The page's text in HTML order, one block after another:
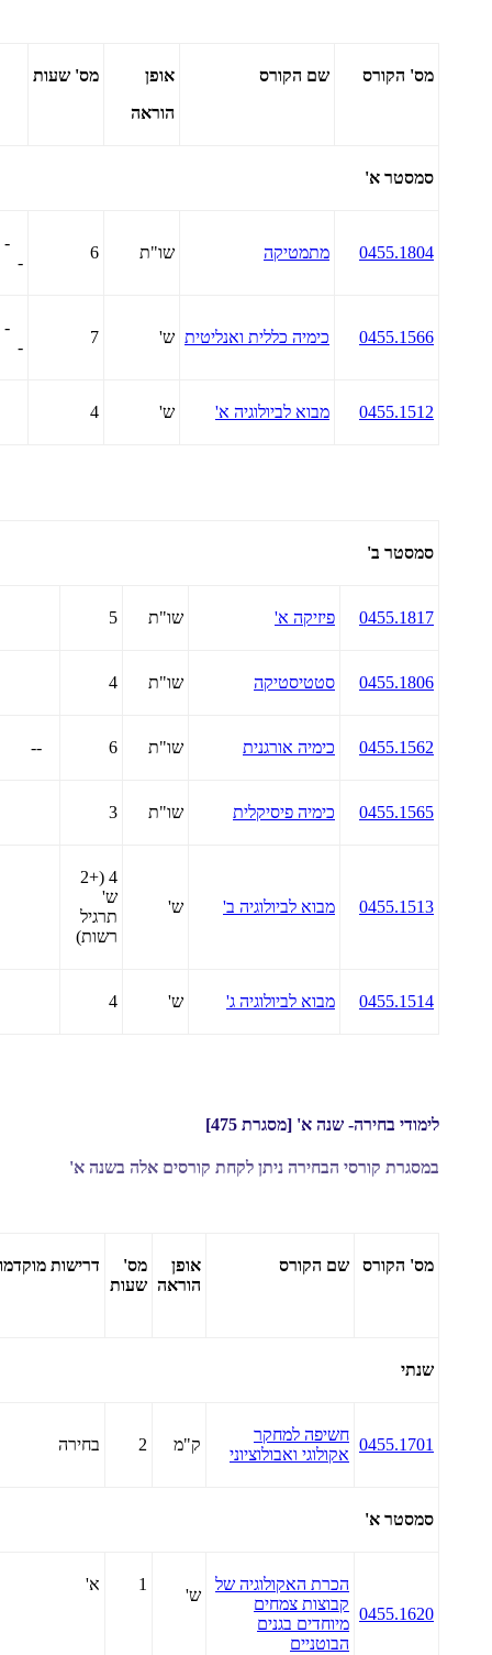
מס' שעות
אופן
הוראה
שם הקורס מס' הקורס
סמסטר א'
-
-
6 שו"ת מתמטיקה 0455.1804
-
-
7 ש' כימיה כללית ואנליטית 0455.1566
4 ש' מבוא לביולוגיה א' 0455.1512
סמסטר ב'
5 שו"ת פיזיקה א' 0455.1817
4 שו"ת סטטיסטיקה 0455.1806
-- 6 שו"ת כימיה אורגנית 0455.1562
3 שו"ת כימיה פיסיקלית 0455.1565
4 (+2
ש'
תרגיל
רשות)
ש' מבוא לביולוגיה ב' 0455.1513
4 ש' מבוא לביולוגיה ג' 0455.1514
לימודי בחירה- שנה א' [מסגרת 475]
במסגרת קורסי הבחירה ניתן לקחת קורסים אלה בשנה א'
דרישות
מס'
שעות
אופן
הוראה
שם הקורס מס' הקורס
שנתי
בחירה 2 ק"מ
חשיפה למחקר
אקולוגי ואבולוציוני
0455.1701
סמסטר א'
א' 1
ש'
הכרת האקולוגיה של
קבוצות צמחים
מיוחדים בגנים
הבוטניים
0455.1620